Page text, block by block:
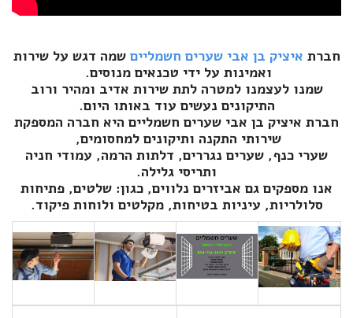
חברת איציק בן אבי שערים חשמליים שמה דגש על שירות
ואמינות על ידי טכנאים מנוסים.
שמנו לעצמנו למטרה לתת שירות אדיב ומהיר ורוב
התיקונים נעשים עוד באותו היום.
חברת איציק בן אבי שערים חשמליים היא חברה המספקת
שירותי התקנה ותיקונים למחסומים,
שערי כנף, שערים נגררים, דלתות הרמה, עמודי חניה
ותריסי גלילה.
אנו מספקים גם אביזרים נלווים, כגון: שלטים, פתיחות
סלולריות, עיניות בטיחות, מקלטים ולוחות פיקוד.